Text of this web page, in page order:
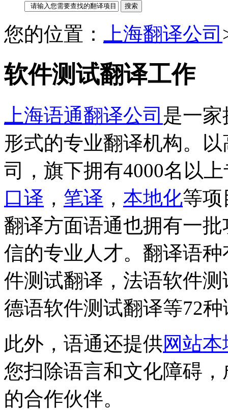
您的位置： 上海翻译公司
软件测试翻译工作
上海语通翻译公司 是一
形式的专业翻译机构。
司，旗下拥有4000名以
口译 ， 笔译 ， 本地化等项
翻译方面语通也拥有一
信的专业人才。翻译语
件测试翻译，法语软件
德语软件测试翻译等72
此外，语通还提供网站
您扫除语言和文化障碍
的合作伙伴。